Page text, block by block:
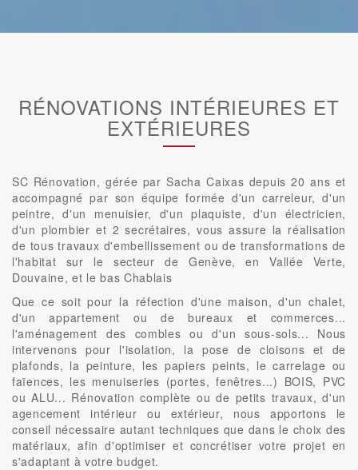
RÉNOVATIONS INTÉRIEURES ET
EXTÉRIEURES
SC Rénovation, gérée par Sacha Caixas depuis 20 ans et
accompagné par son équipe formée d'un carreleur, d'un
peintre, d'un menuisier, d'un plaquiste, d'un électricien,
d'un plombier et 2 secrétaires, vous assure la réalisation
de tous travaux d'embellissement ou de transformations de
l'habitat sur le secteur de Genève, en Vallée Verte,
Douvaine, et le bas Chablais
Que ce soit pour la réfection d'une maison, d'un chalet,
d'un appartement ou de bureaux et commerces...
l'aménagement des combles ou d'un sous-sols... Nous
intervenons pour l'isolation, la pose de cloisons et de
plafonds, la peinture, les papiers peints, le carrelage ou
faïences, les menuiseries (portes, fenêtres...) BOIS, PVC
ou ALU... Rénovation complète ou de petits travaux, d'un
agencement intérieur ou extérieur, nous apportons le
conseil nécessaire autant techniques que dans le choix des
matériaux, afin d'optimiser et concrétiser votre projet en
s'adaptant à votre budget.